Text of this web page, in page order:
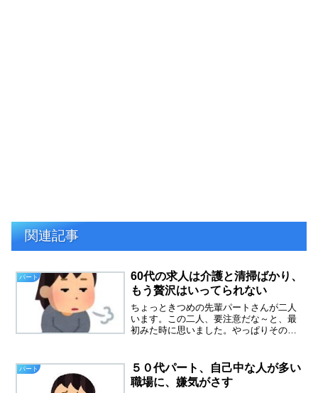
関連記事
パート
60代の求人は介護と清掃ばかり、
もう贅沢はいってられない
ちょっときつめの先輩パートさんが二人
います。この二人、要注意だな～と、最
初みた時に思いました。やっぱりその人
とを聞いたのです。えっ、この前教えた
よねと、とても嫌そうな顔...
パート
５０代パート、自己中な人が多い
職場に、嫌気がさす